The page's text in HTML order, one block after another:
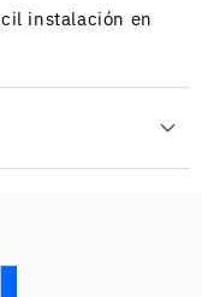
instalación en